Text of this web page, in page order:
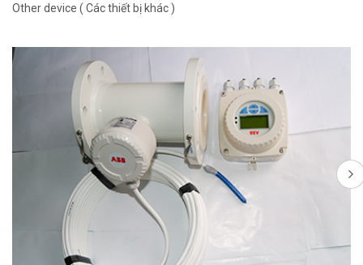
Other device ( Các thiết bị khác )